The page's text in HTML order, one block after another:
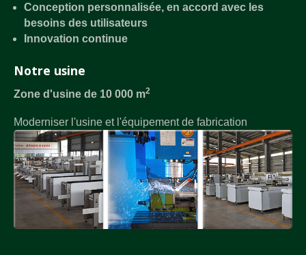
Conception personnalisée, en accord avec les
besoins des utilisateurs
Innovation continue
Notre usine
Zone d'usine de 10 000 m2
Moderniser l'usine et l'équipement de fabrication